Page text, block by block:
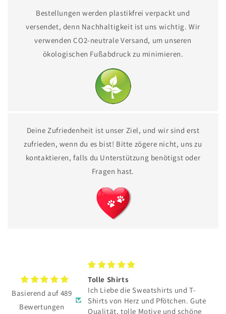
Bestellungen werden plastikfrei verpackt und
versendet, denn Nachhaltigkeit ist uns wichtig. Wir
verwenden CO2-neutrale Versand, um unseren
ökologischen Fußabdruck zu minimieren.
Deine Zufriedenheit ist unser Ziel, und wir sind erst
zufrieden, wenn du es bist! Bitte zögere nicht, uns zu
kontaktieren, falls du Unterstützung benötigst oder
Fragen hast.
Basierend auf 489
Bewertungen
hat sich total
Tolle Shirts
Ich Liebe die Sweatshirts und T-
Shirts von Herz und Pfötchen. Gute
Qualität, tolle Motive und schöne